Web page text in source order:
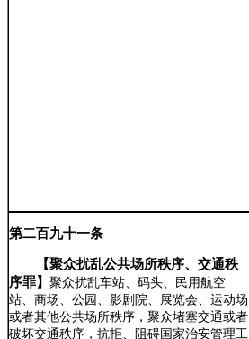
第二百九十一条
【聚众扰乱公共场所秩序、交通秩
序罪】聚众扰乱车站、码头、民用航空
站、商场、公园、影剧院、展览会、运动场
或者其他公共场所秩序，聚众堵塞交通或者
破坏交通秩序，抗拒、阻碍国家治安管理工